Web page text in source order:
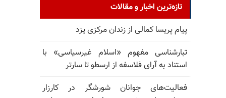
تازه‌ترین اخبار و مقالات
پیام پریسا کمالی از زندان مرکزی یزد
تبارشناسی مفهوم «اسلام غیرسیاسی» با
استناد به آرای فلاسفه از ارسطو تا سارتر
فعالیت‌های جوانان شورشگر در کارزار